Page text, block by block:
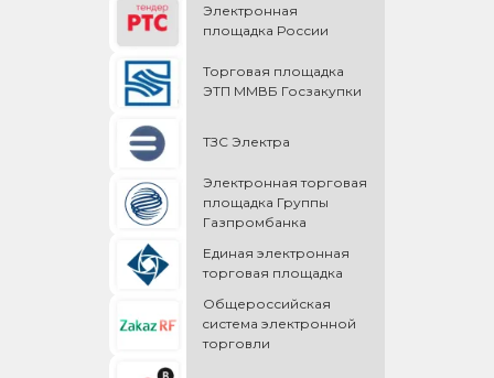
Электронная
площадка России
Торговая площадка
ЭТП ММВБ Госзакупки
ТЗС Электра
Электронная торговая
площадка Группы
Газпромбанка
Единая электронная
торговая площадка
Общероссийская
cистема электронной
торговли